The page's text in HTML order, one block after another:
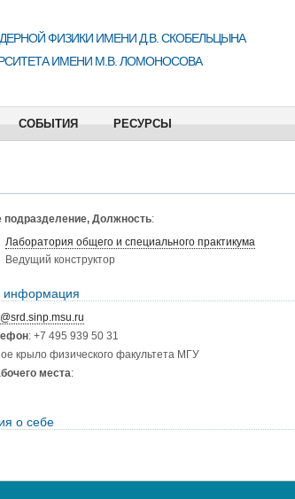
ФИЗИКИ ИМЕНИ Д.В. СКОБЕЛЬЦЫНА
ИМЕНИ М.В. ЛОМОНОСОВА
СОБЫТИЯ РЕСУРСЫ
подразделение, Должность:
Лаборатория общего и специального практикума
Ведущий конструктор
информация
: +7 495 939 50 31
крыло физического факультета МГУ
места:
о себе